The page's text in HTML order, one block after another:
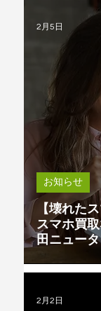
【壊れた
スマホ買
田ニュー
お知らせ
2月5日
2月2日